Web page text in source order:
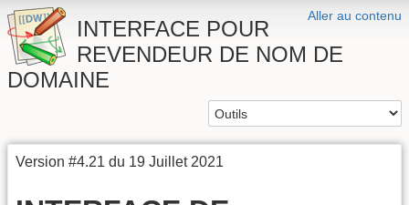
Aller au contenu
INTERFACE POUR
REVENDEUR DE NOM DE
DOMAINE
Version #4.21 du 19 Juillet 2021